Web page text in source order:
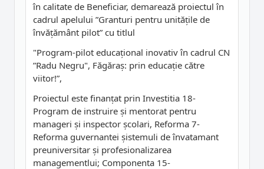
în calitate de Beneficiar, demarează proiectul în
cadrul apelului ”Granturi pentru unitățile de
învățământ pilot” cu titlul
"Program-pilot educațional inovativ în cadrul CN
”Radu Negru", Făgăraș: prin educație către
viitor!”,
Proiectul este finanțat prin Investitia 18-
Program de instruire și mentorat pentru
manageri și inspector școlari, Reforma 7-
Reforma guvernantei șistemuli de învatamant
preuniversitar și profesionalizarea
managementlui; Componenta 15-